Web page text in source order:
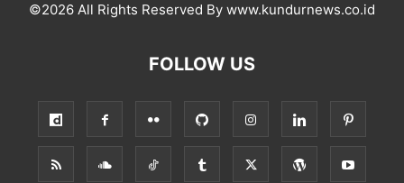
©2026 All Rights Reserved By www.kundurnews.co.id
FOLLOW US